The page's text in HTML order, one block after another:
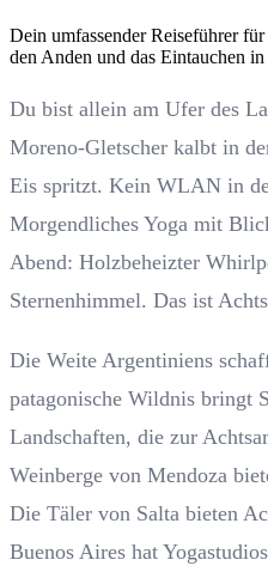
Dein umfassender Reiseführer
den Anden und das Eintauchen
Du bist allein am Ufer des
Moreno-Gletscher kalbt in
Eis spritzt. Kein WLAN in
Morgendliches Yoga mit
Abend: Holzbeheizter
Sternenhimmel. Das ist
Die Weite Argentiniens
patagonische Wildnis bringt
Landschaften, die zur
Weinberge von Mendoza
Die Täler von Salta bieten
Buenos Aires hat